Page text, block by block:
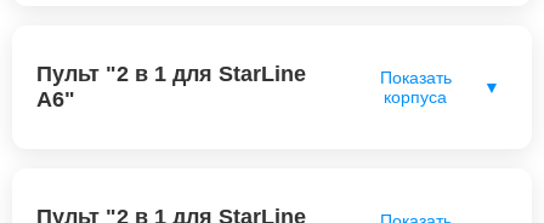
Пульт "2 в 1 для StarLine
A6"
Показать
корпуса
▼
Пульт "2 в 1 для StarLine